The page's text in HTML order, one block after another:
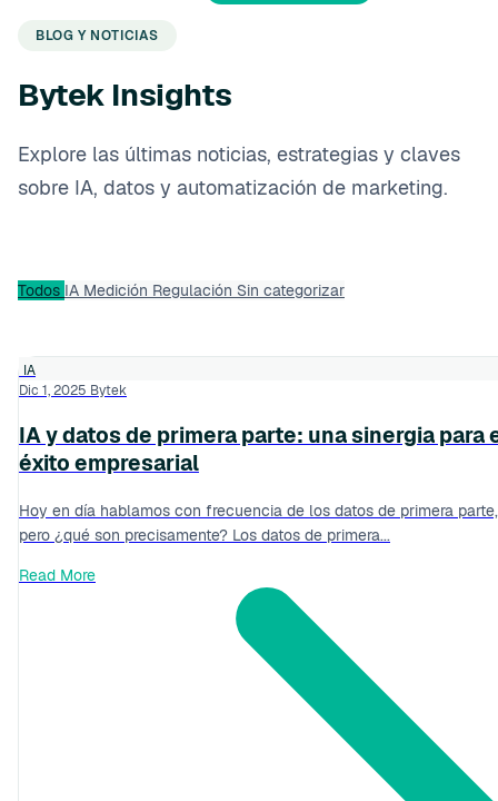
BLOG Y NOTICIAS
Bytek Insights
Explore las últimas noticias, estrategias y claves
sobre IA, datos y automatización de marketing.
Todos IA Medición Regulación Sin categorizar
IA
Dic 1, 2025 Bytek
IA y datos de primera parte: una sinergia para
éxito empresarial
Hoy en día hablamos con frecuencia de los datos de primera parte,
pero ¿qué son precisamente? Los datos de primera...
Read More